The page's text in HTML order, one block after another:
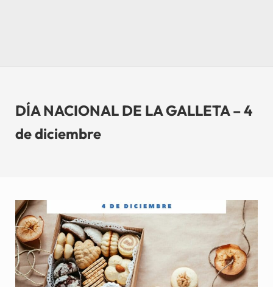
DÍA NACIONAL DE LA GALLETA – 4
de diciembre